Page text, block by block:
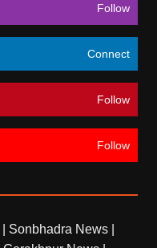
Follow
Connect
Follow
Follow
Sonbhadra News